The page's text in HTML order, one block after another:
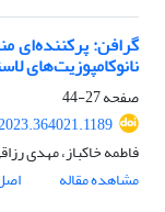
گرافن: پرکننده‌ای
نانوکامپوزیت‌های
صفحه27-44
فاطمه خاکباز، مهدی
مشاهده مقاله